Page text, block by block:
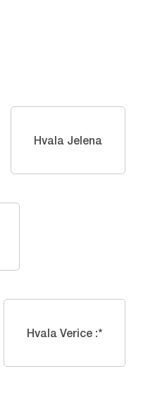
Hvala Jelena
Hvala Verice :*